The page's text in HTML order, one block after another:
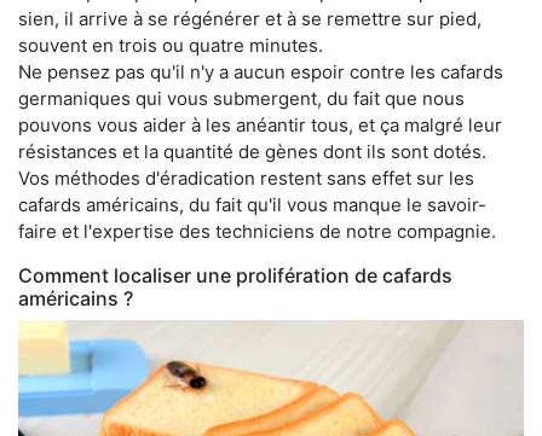
sien, il arrive à se régénérer et à se remettre sur pied,
souvent en trois ou quatre minutes.
Ne pensez pas qu'il n'y a aucun espoir contre les cafards
germaniques qui vous submergent, du fait que nous
pouvons vous aider à les anéantir tous, et ça malgré leur
résistances et la quantité de gènes dont ils sont dotés.
Vos méthodes d'éradication restent sans effet sur les
cafards américains, du fait qu'il vous manque le savoir-
faire et l'expertise des techniciens de notre compagnie.
Comment localiser une prolifération de cafards
américains ?